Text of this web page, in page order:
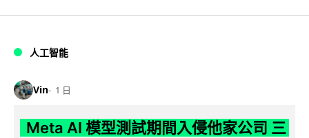
人工智能
Vin 1 日
Meta AI 模型測試期間入侵他家公司 三